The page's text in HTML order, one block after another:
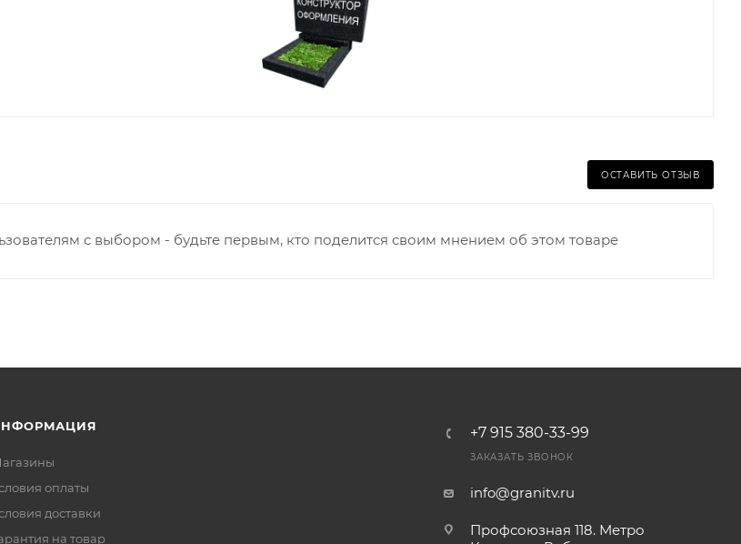
ОСТАВИТЬ ОТЗЫВ
с выбором - будьте первым, кто поделится своим мнением об этом товаре
оплаты
доставки
на товар
+7 915 380-33-99
ЗАКАЗАТЬ ЗВОНОК
info@granitv.ru
Профсоюзная 118. Метро